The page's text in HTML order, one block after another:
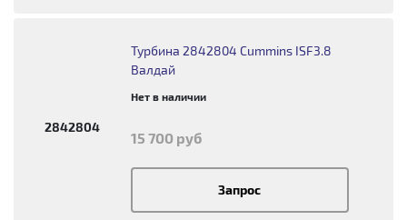
2842804
Турбина 2842804 Cummins ISF3.8
Валдай
Нет в наличии
15 700 руб
Запрос